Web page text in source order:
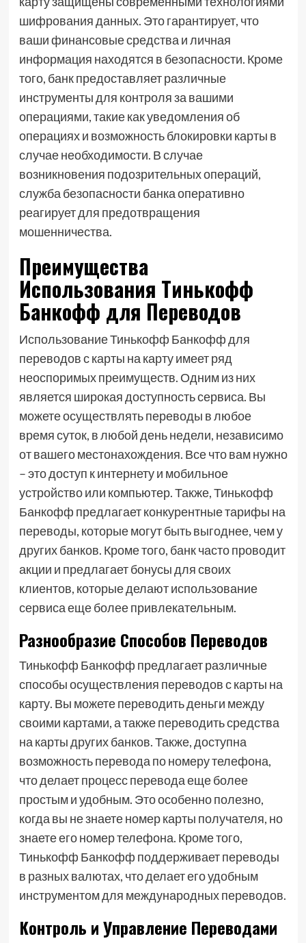
шифрования данных. Это гарантирует, что
ваши финансовые средства и личная
информация находятся в безопасности. Кроме
того, банк предоставляет различные
инструменты для контроля за вашими
операциями, такие как уведомления об
операциях и возможность блокировки карты в
случае необходимости. В случае
возникновения подозрительных операций,
служба безопасности банка оперативно
реагирует для предотвращения
мошенничества.
Преимущества
Использования Тинькофф
Банкофф для Переводов
Использование Тинькофф Банкофф для
переводов с карты на карту имеет ряд
неоспоримых преимуществ. Одним из них
является широкая доступность сервиса. Вы
можете осуществлять переводы в любое
время суток, в любой день недели, независимо
от вашего местонахождения. Все что вам нужно
– это доступ к интернету и мобильное
устройство или компьютер. Также, Тинькофф
Банкофф предлагает конкурентные тарифы на
переводы, которые могут быть выгоднее, чем у
других банков. Кроме того, банк часто проводит
акции и предлагает бонусы для своих
клиентов, которые делают использование
сервиса еще более привлекательным.
Разнообразие Способов Переводов
Тинькофф Банкофф предлагает различные
способы осуществления переводов с карты на
карту. Вы можете переводить деньги между
своими картами, а также переводить средства
на карты других банков. Также, доступна
возможность перевода по номеру телефона,
что делает процесс перевода еще более
простым и удобным. Это особенно полезно,
когда вы не знаете номер карты получателя, но
знаете его номер телефона. Кроме того,
Тинькофф Банкофф поддерживает переводы
в разных валютах, что делает его удобным
инструментом для международных переводов.
Контроль и Управление Переводами